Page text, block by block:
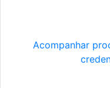
Acompanhar